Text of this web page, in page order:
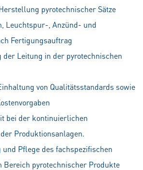
pyrotechnischer Sätze
Leuchtspur-, Anzünd- und
Fertigungsauftrag
der Leitung in der pyrotechnischen
von Qualitätsstandards sowie
bei der kontinuierlichen
Produktionsanlagen.
Pflege des fachspezifischen
Bereich pyrotechnischer Produkte